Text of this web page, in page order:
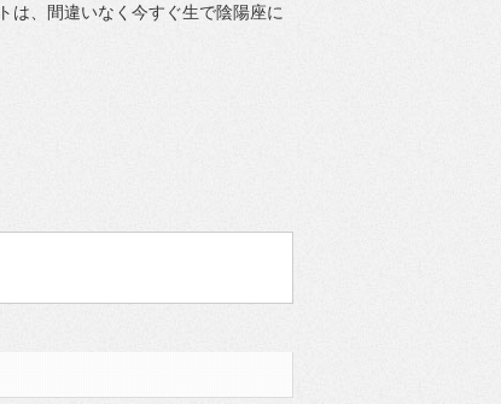
は、間違いなく今すぐ生で陰陽座に